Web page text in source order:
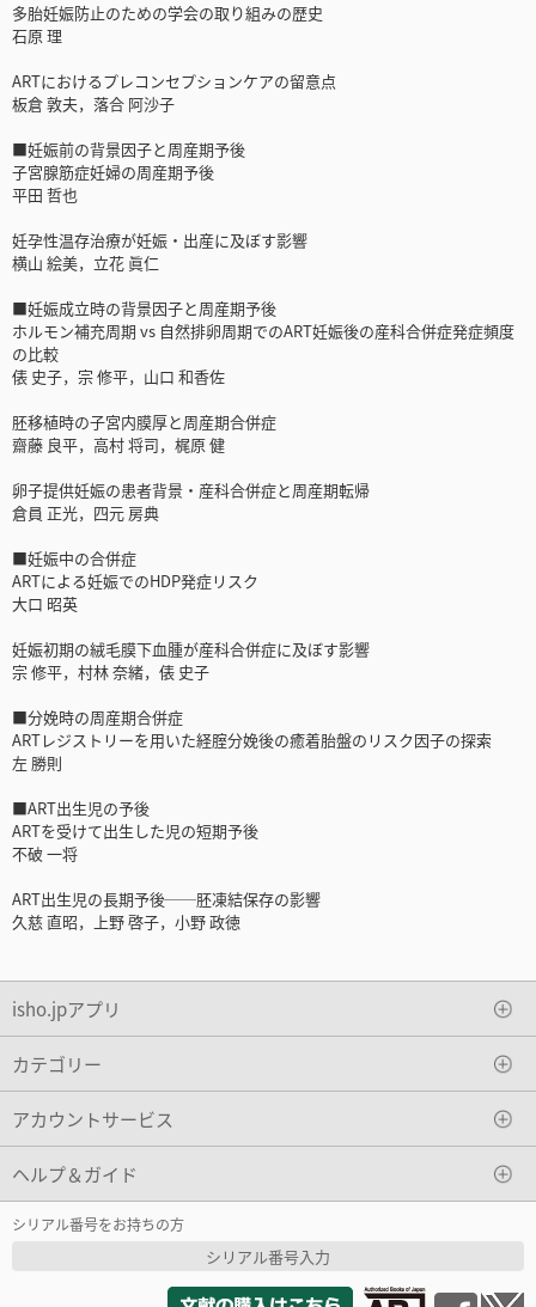
多胎妊娠防止のための学会の取り組みの歴史
石原 理
ARTにおけるプレコンセプションケアの留意点
板倉 敦夫，落合 阿沙子
■妊娠前の背景因子と周産期予後
子宮腺筋症妊婦の周産期予後
平田 哲也
妊孕性温存治療が妊娠・出産に及ぼす影響
横山 絵美，立花 眞仁
■妊娠成立時の背景因子と周産期予後
ホルモン補充周期 vs 自然排卵周期でのART妊娠後の産科合併症発症頻度
の比較
俵 史子，宗 修平，山口 和香佐
胚移植時の子宮内膜厚と周産期合併症
齋藤 良平，高村 将司，梶原 健
卵子提供妊娠の患者背景・産科合併症と周産期転帰
倉員 正光，四元 房典
■妊娠中の合併症
ARTによる妊娠でのHDP発症リスク
大口 昭英
妊娠初期の絨毛膜下血腫が産科合併症に及ぼす影響
宗 修平，村林 奈緒，俵 史子
■分娩時の周産期合併症
ARTレジストリーを用いた経腟分娩後の癒着胎盤のリスク因子の探索
左 勝則
■ART出生児の予後
ARTを受けて出生した児の短期予後
不破 一将
ART出生児の長期予後──胚凍結保存の影響
久慈 直昭，上野 啓子，小野 政徳
isho.jpアプリ
カテゴリー
アカウントサービス
ヘルプ＆ガイド
シリアル番号をお持ちの方
シリアル番号入力